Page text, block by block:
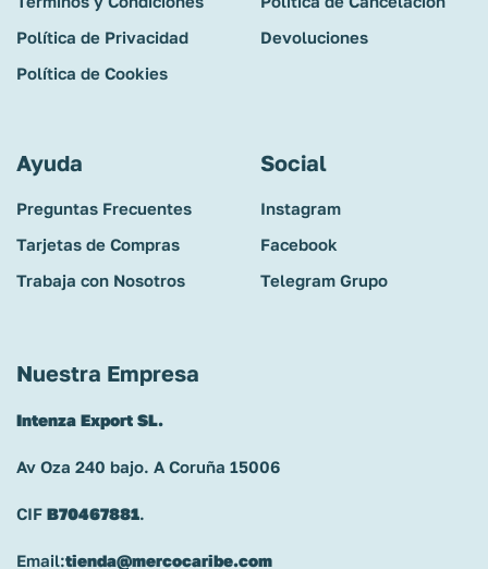
Política de Privacidad
Política de Cookies
Devoluciones
Ayuda
Preguntas Frecuentes
Tarjetas de Compras
Trabaja con Nosotros
Social
Instagram
Facebook
Telegram Grupo
Nuestra Empresa
Intenza Export SL.
Av Oza 240 bajo. A Coruña 15006
CIF B70467881.
Email:tienda@mercocaribe.com